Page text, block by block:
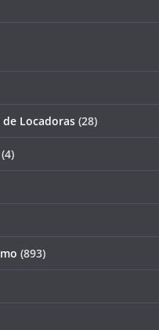
Locadoras (28)
(4)
(893)